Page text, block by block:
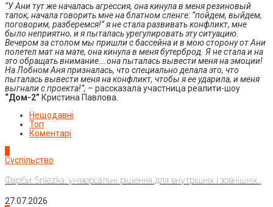
“У Ани тут же началась агрессия, она кинула в меня резиновый
тапок, начала говорить мне на блатном сленге: “пойдем, выйдем,
поговорим, разберемся!” я не стала развивать конфликт, мне
было неприятно, и я пыталась урегулировать эту ситуацию.
Вечером за столом мы пришли с бассейна и в мою сторону от Ани
полетел мат на мате, она кинула в меня бутерброд. Я не стала и на
это обращать внимание….она пыталась вывести меня на эмоции!
На Лобном Аня призналась, что специально делала это, что
пыталась вывести меня на конфликт, чтобы я ее ударила, и меня
выгнали с проекта!”, – рассказала участница реалити-шоу
“Дом-2” Кристина Павлова.
Нещодавні
Топ
Коментарі
Суспільство
Фарби Sniezka: універсальні рішення для внутрішніх і зовнішніх...
27.07.2026